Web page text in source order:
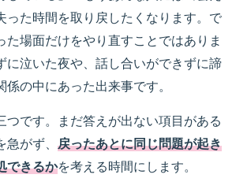
った時間を取り戻したくなります。で
た場面だけをやり直すことではありま
に泣いた夜や、話し合いができずに諦
の中にあった出来事です。
つです。まだ答えが出ない項目がある
がず、 戻ったあとに同じ問題が起き
できるかを考える時間にします。